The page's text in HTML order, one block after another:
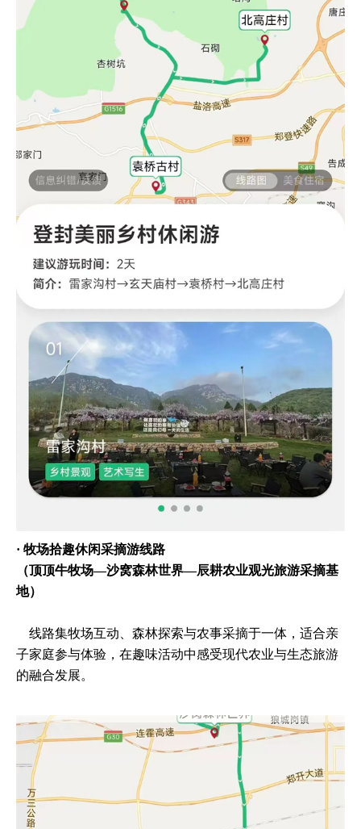
· 牧场拾趣休闲采摘游线路
（顶顶牛牧场—沙窝森林世界—辰耕农业观光旅游采摘基
地）
线路集牧场互动、森林探索与农事采摘于一体，适合亲
子家庭参与体验，在趣味活动中感受现代农业与生态旅游
的融合发展。